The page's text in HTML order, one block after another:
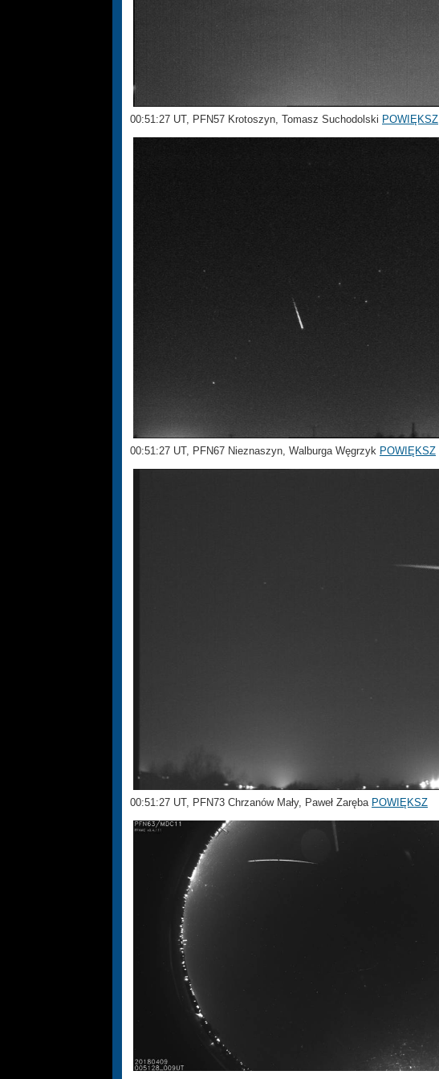
00:51:27 UT, PFN57 Krotoszyn, Tomasz Suchodolski POWIĘKSZ
00:51:27 UT, PFN67 Nieznaszyn, Walburga Węgrzyk POWIĘKSZ
00:51:27 UT, PFN73 Chrzanów Mały, Paweł Zaręba POWIĘKSZ